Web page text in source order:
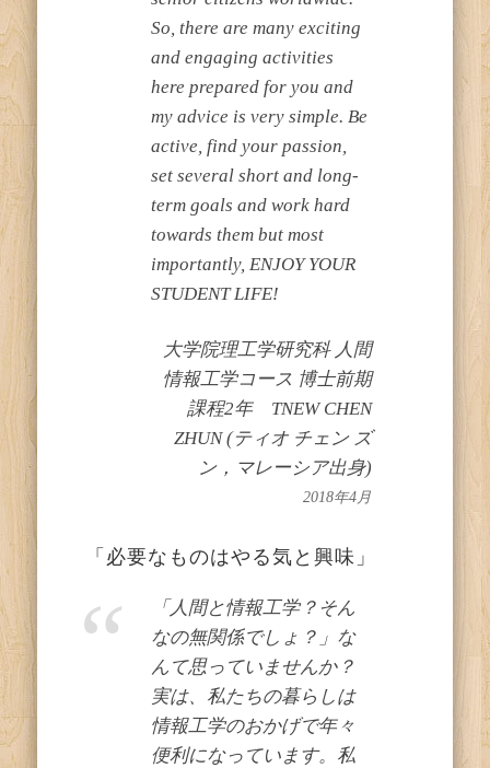
So, there are many exciting
and engaging activities
here prepared for you and
my advice is very simple. Be
active, find your passion,
set several short and long-
term goals and work hard
towards them but most
importantly, ENJOY YOUR
STUDENT LIFE!
大学院理工学研究科 人間
情報工学コース 博士前期
課程2年 TNEW CHEN
ZHUN (ティオ チェン ズ
ン，マレーシア出身)
2018年4月
「必要なものはやる気と興味」
「人間と情報工学？そん
なの無関係でしょ？」な
んて思っていませんか？
実は、私たちの暮らしは
情報工学のおかげで年々
便利になっています。私